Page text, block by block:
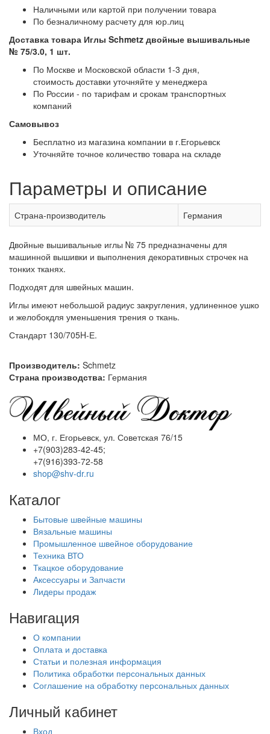
Наличными или картой при получении товара
По безналичному расчету для юр.лиц
Доставка товара Иглы Schmetz двойные вышивальные
№ 75/3.0, 1 шт.
По Москве и Московской области 1-3 дня,
стоимость доставки уточняйте у менеджера
По России - по тарифам и срокам транспортных
компаний
Самовывоз
Бесплатно из магазина компании в г.Егорьевск
Уточняйте точное количество товара на складе
Параметры и описание
Страна-производитель Германия
Двойные вышивальные иглы № 75 предназначены для
машинной вышивки и выполнения декоративных строчек на
тонких тканях.
Подходят для швейных машин.
Иглы имеют небольшой радиус закругления, удлиненное ушко
и желобокдля уменьшения трения о ткань.
Стандарт 130/705H-Е.
Производитель: Schmetz
Страна производства: Германия
МО, г. Егорьевск, ул. Советская 76/15
+7(903)283-42-45;
+7(916)393-72-58
shop@shv-dr.ru
Каталог
Бытовые швейные машины
Вязальные машины
Промышленное швейное оборудование
Техника ВТО
Ткацкое оборудование
Аксессуары и Запчасти
Лидеры продаж
Навигация
О компании
Оплата и доставка
Статьи и полезная информация
Политика обработки персональных данных
Соглашение на обработку персональных данных
Личный кабинет
Вход